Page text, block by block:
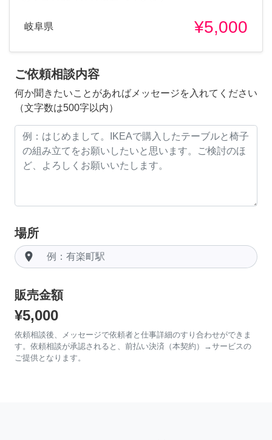
岐阜県 ¥5,000
ご依頼相談内容
何か聞きたいことがあればメッセージを入れてください
（文字数は500字以内）
場所
room
販売金額
¥5,000
依頼相談後、メッセージで依頼者と仕事詳細のすり合わせができま
す。依頼相談が承認されると、前払い決済（本契約）→サービスの
ご提供となります。